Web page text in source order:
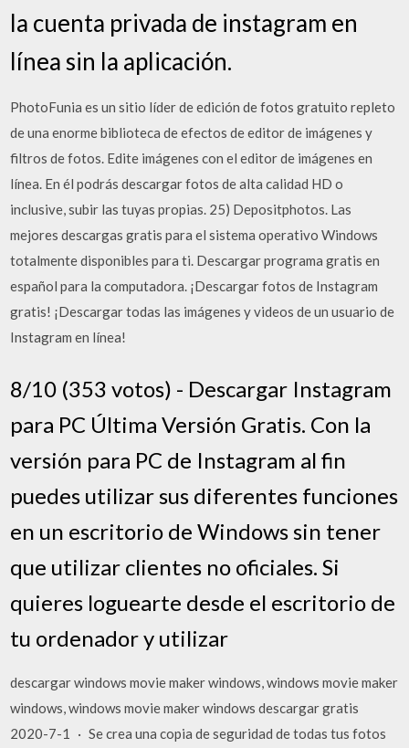
la cuenta privada de instagram en
línea sin la aplicación.
PhotoFunia es un sitio líder de edición de fotos gratuito repleto
de una enorme biblioteca de efectos de editor de imágenes y
filtros de fotos. Edite imágenes con el editor de imágenes en
línea. En él podrás descargar fotos de alta calidad HD o
inclusive, subir las tuyas propias. 25) Depositphotos. Las
mejores descargas gratis para el sistema operativo Windows
totalmente disponibles para ti. Descargar programa gratis en
español para la computadora. ¡Descargar fotos de Instagram
gratis! ¡Descargar todas las imágenes y videos de un usuario de
Instagram en línea!
8/10 (353 votos) - Descargar Instagram
para PC Última Versión Gratis. Con la
versión para PC de Instagram al fin
puedes utilizar sus diferentes funciones
en un escritorio de Windows sin tener
que utilizar clientes no oficiales. Si
quieres loguearte desde el escritorio de
tu ordenador y utilizar
descargar windows movie maker windows, windows movie maker
windows, windows movie maker windows descargar gratis
2020-7-1 · Se crea una copia de seguridad de todas tus fotos